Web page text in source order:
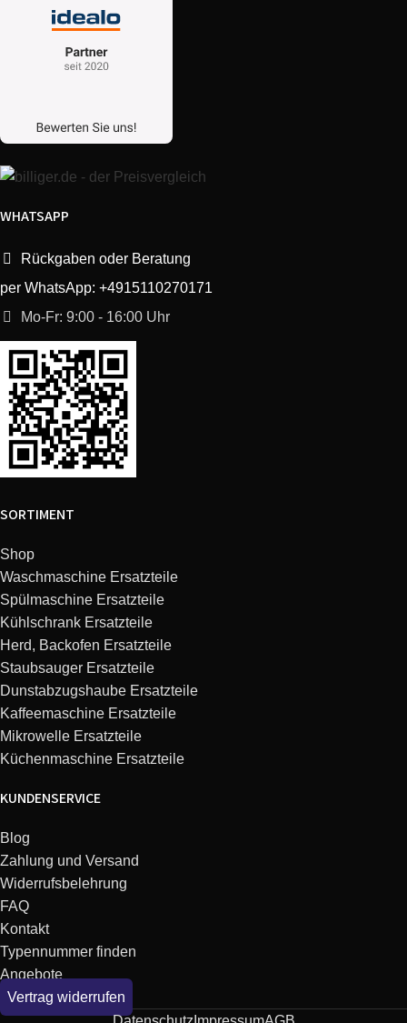
WHATSAPP
Rückgaben oder Beratung
per WhatsApp: +4915110270171
Mo-Fr: 9:00 - 16:00 Uhr
SORTIMENT
Shop
Waschmaschine Ersatzteile
Spülmaschine Ersatzteile
Kühlschrank Ersatzteile
Herd, Backofen Ersatzteile
Staubsauger Ersatzteile
Dunstabzugshaube Ersatzteile
Kaffeemaschine Ersatzteile
Mikrowelle Ersatzteile
Küchenmaschine Ersatzteile
KUNDENSERVICE
Blog
Zahlung und Versand
Widerrufsbelehrung
FAQ
Kontakt
Typennummer finden
Angebote
Vertrag widerrufen